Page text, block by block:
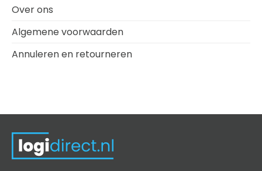
Over ons
Algemene voorwaarden
Annuleren en retourneren